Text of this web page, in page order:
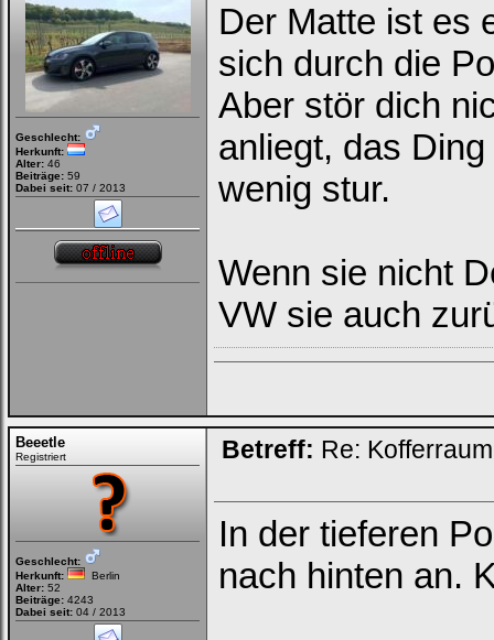
Geschlecht:
Herkunft:
Alter: 46
Beiträge: 59
Dabei seit: 07 / 2013
Der Matte ist es
sich durch die
Aber stör dich
anliegt, das
wenig stur.
Wenn sie nicht
VW sie auch
Beeetle
Registriert
Geschlecht:
Herkunft:
Berlin
Alter: 52
Beiträge: 4243
Dabei seit: 04 / 2013
Betreff: Re:
In der tieferen
nach hinten an.